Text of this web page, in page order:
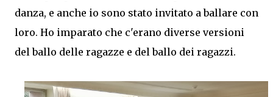
danza, e anche io sono stato invitato a ballare con
loro. Ho imparato che c'erano diverse versioni
del ballo delle ragazze e del ballo dei ragazzi.